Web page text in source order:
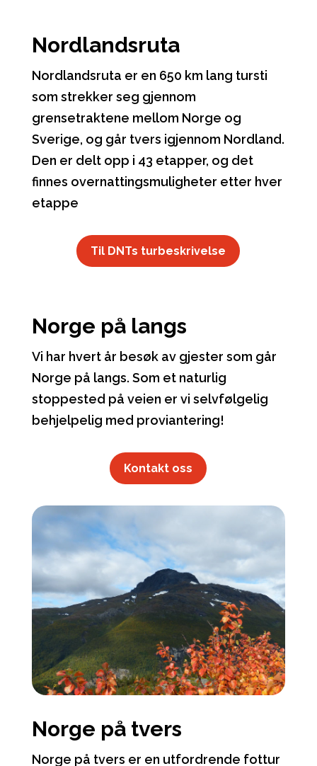
Nordlandsruta
Nordlandsruta er en 650 km lang tursti
som strekker seg gjennom
grensetraktene mellom Norge og
Sverige, og går tvers igjennom Nordland.
Den er delt opp i 43 etapper, og det
finnes overnattingsmuligheter etter hver
etappe
Til DNTs turbeskrivelse
Norge på langs
Vi har hvert år besøk av gjester som går
Norge på langs. Som et naturlig
stoppested på veien er vi selvfølgelig
behjelpelig med proviantering!
Kontakt oss
Norge på tvers
Norge på tvers er en utfordrende fottur